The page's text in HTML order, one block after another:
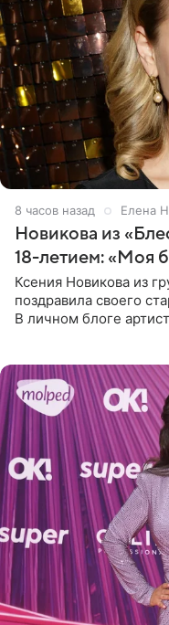
8 часов назад Елена
Новикова из
18-летием: «Моя
Ксения Новикова из
поздравила своего
В личном блоге